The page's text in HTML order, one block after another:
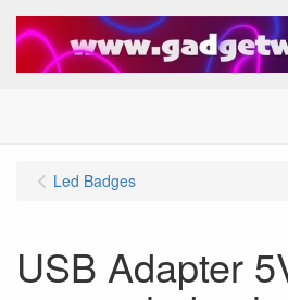
Led Badges
USB Adapter